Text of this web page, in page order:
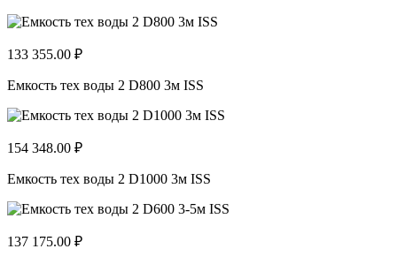
133 355.00 ₽
Емкость тех воды 2 D800 3м ISS
154 348.00 ₽
Емкость тех воды 2 D1000 3м ISS
137 175.00 ₽